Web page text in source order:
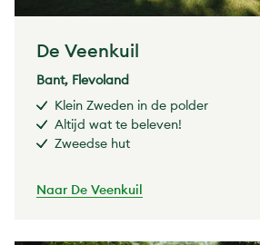
De Veenkuil
Bant, Flevoland
Klein Zweden in de polder
Altijd wat te beleven!
Zweedse hut
Naar De Veenkuil